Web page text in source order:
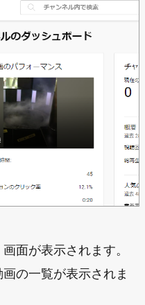
面が表示されます。
の一覧が表示されま